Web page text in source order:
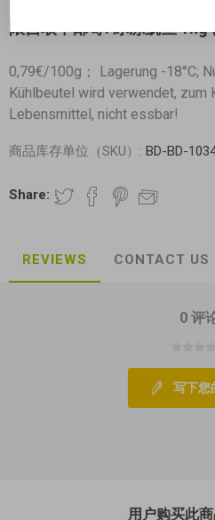
限自取不邮寄! 冰冻鱿鱼
0,79€/100g； Lagerung -18°C;
Kühlbeutel wird verwendet, zum
Lebensmittel, nicht essbar!
商品库存单位（SKU）: BD-BD-
Share:
REVIEWS CONTACT US
0 评
写下您
用户购买此